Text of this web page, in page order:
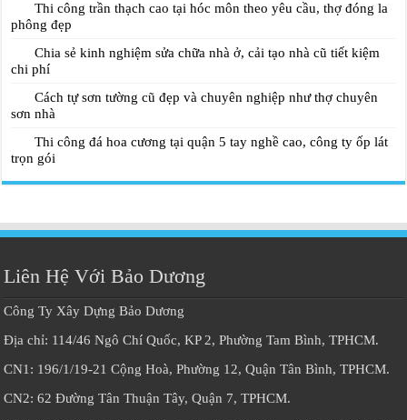
Thi công trần thạch cao tại hóc môn theo yêu cầu, thợ đóng la
phông đẹp
Chia sẻ kinh nghiệm sửa chữa nhà ở, cải tạo nhà cũ tiết kiệm
chi phí
Cách tự sơn tường cũ đẹp và chuyên nghiệp như thợ chuyên
sơn nhà
Thi công đá hoa cương tại quận 5 tay nghề cao, công ty ốp lát
trọn gói
Liên Hệ Với Bảo Dương
Công Ty Xây Dựng Bảo Dương
Địa chỉ: 114/46 Ngô Chí Quốc, KP 2, Phường Tam Bình, TPHCM.
CN1: 196/1/19-21 Cộng Hoà, Phường 12, Quận Tân Bình, TPHCM.
CN2: 62 Đường Tân Thuận Tây, Quận 7, TPHCM.